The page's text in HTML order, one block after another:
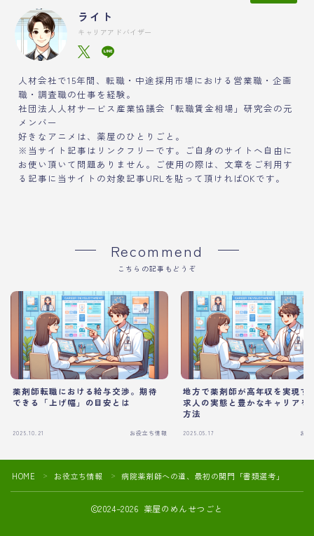
ライト
キャリアアドバイザー
人材会社で15年間、転職・中途採用市場における営業職・企画
職・調査職の仕事を経験。
社団法人人材サービス産業協議会「転職賃金相場」研究会の元
メンバー
好きなアニメは、薬屋のひとりごと。
※当サイト記事はリンクフリーです。ご自身のサイトへ自由に
お使い頂いて問題ありません。ご使用の際は、文章をご利用す
る記事に当サイトの対象記事URLを貼って頂ければOKです。
Recommend
こちらの記事もどうぞ
薬剤師転職における給与交渉。期待
できる「上げ幅」の目安とは
2025.10.21 お役立ち情報
地方で薬剤師が高年収を実現す
求人の実態と豊かなキャリアを
方法
2025.05.17 お
HOME ＞ お役立ち情報 ＞ 病院薬剤師への道、最初の関門「書類選考」
2024–2026 薬屋のめんせつごと